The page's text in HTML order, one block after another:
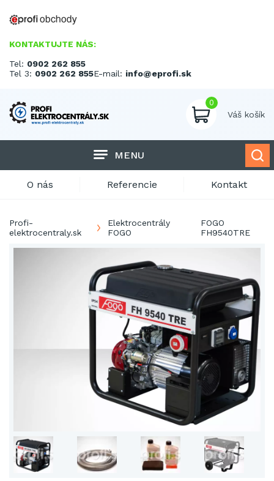
KONTAKTUJTE NÁS:
Tel: 0902 262 855
Tel 3: 0902 262 855E-mail: info@eprofi.sk
0
Váš košík
MENU
O nás Referencie Kontakt
Profi-
elektrocentraly.sk
Elektrocentrály
FOGO
FOGO
FH9540TRE